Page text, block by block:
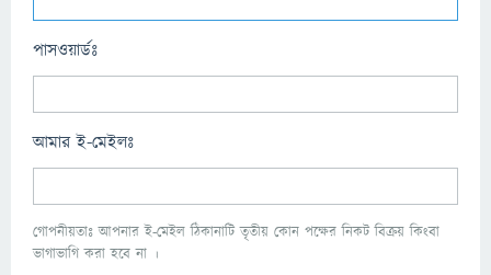
পাসওয়ার্ডঃ
আমার ই-মেইলঃ
গোপনীয়তাঃ আপনার ই-মেইল ঠিকানাটি তৃতীয় কোন পক্ষের নিকট বিক্রয় কিংবা
ভাগাভাগি করা হবে না ।